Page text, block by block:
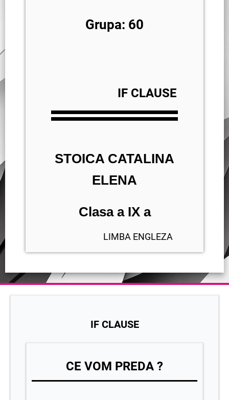
Grupa: 60
IF CLAUSE
STOICA CATALINA
ELENA
Clasa a IX a
LIMBA ENGLEZA
IF CLAUSE
CE VOM PREDA ?